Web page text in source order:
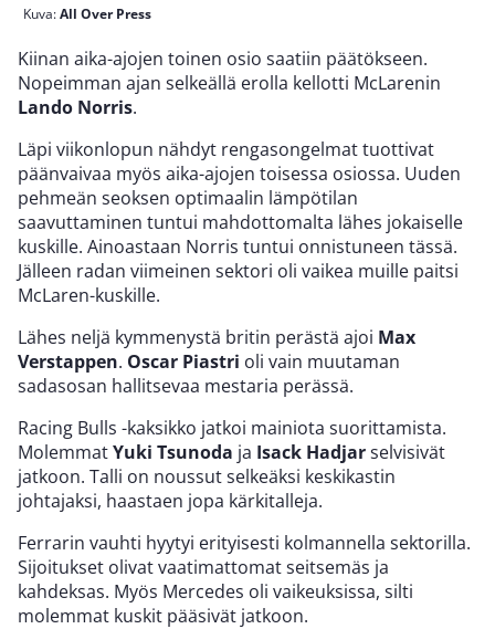
Kuva:All Over Press
Kiinan aika-ajojen toinen osio saatiin päätökseen.
Nopeimman ajan selkeällä erolla kellotti McLarenin
Lando Norris.
Läpi viikonlopun nähdyt rengasongelmat tuottivat
päänvaivaa myös aika-ajojen toisessa osiossa. Uuden
pehmeän seoksen optimaalin lämpötilan
saavuttaminen tuntui mahdottomalta lähes jokaiselle
kuskille. Ainoastaan Norris tuntui onnistuneen tässä.
Jälleen radan viimeinen sektori oli vaikea muille paitsi
McLaren-kuskille.
Lähes neljä kymmenystä britin perästä ajoi Max
Verstappen. Oscar Piastri oli vain muutaman
sadasosan hallitsevaa mestaria perässä.
Racing Bulls -kaksikko jatkoi mainiota suorittamista.
MolemmatYuki Tsunoda ja Isack Hadjarselvisivät
jatkoon. Talli on noussut selkeäksi keskikastin
johtajaksi, haastaen jopa kärkitalleja.
Ferrarin vauhti hyytyi erityisesti kolmannella sektorilla.
Sijoitukset olivat vaatimattomat seitsemäs ja
kahdeksas. Myös Mercedes oli vaikeuksissa, silti
molemmat kuskit pääsivät jatkoon.